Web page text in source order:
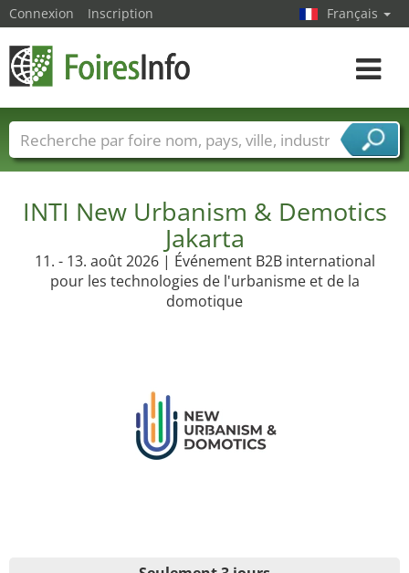
INTI New Urbanism & Demotics
Jakarta
11. - 13. août 2026 | Événement B2B international
pour les technologies de l'urbanisme et de la
domotique
Connexion Inscription Français
Toggle
Foire noms Pays Villes
Secteurs de foire